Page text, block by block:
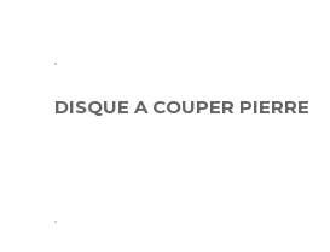
DISQUE A COUPER PIERRE